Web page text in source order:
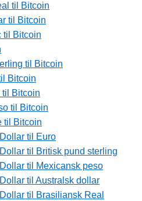
til Bitcoin
til Bitcoin
til Bitcoin
til Bitcoin
Bitcoin
til Bitcoin
til Bitcoin
til Bitcoin
til Euro
til Britisk pund sterling
til Mexicansk peso
til Australsk dollar
til Brasiliansk Real